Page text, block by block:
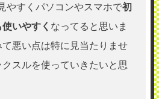
やすくパソコンやスマホで初
いやすく なってると思いま
悪い点は特に見当たりませ
スルを使っていきたいと思